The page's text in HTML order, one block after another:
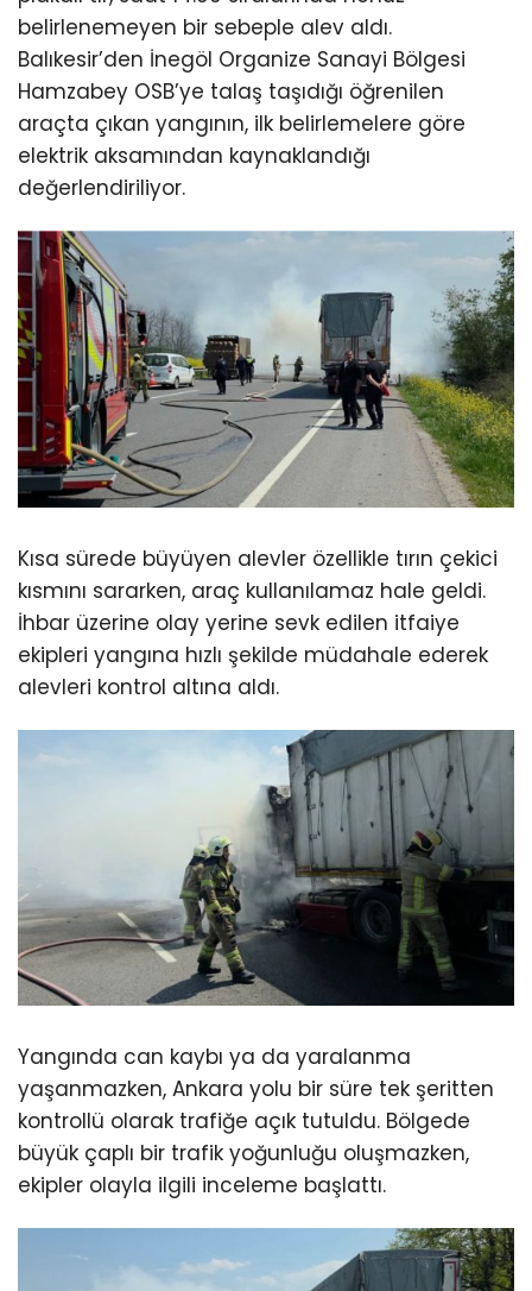
belirlenemeyen bir sebeple alev aldı.
Balıkesir’den İnegöl Organize Sanayi Bölgesi
Hamzabey OSB’ye talaş taşıdığı öğrenilen
araçta çıkan yangının, ilk belirlemelere göre
elektrik aksamından kaynaklandığı
değerlendiriliyor.
Kısa sürede büyüyen alevler özellikle tırın çekici
kısmını sararken, araç kullanılamaz hale geldi.
İhbar üzerine olay yerine sevk edilen itfaiye
ekipleri yangına hızlı şekilde müdahale ederek
alevleri kontrol altına aldı.
Yangında can kaybı ya da yaralanma
yaşanmazken, Ankara yolu bir süre tek şeritten
kontrollü olarak trafiğe açık tutuldu. Bölgede
büyük çaplı bir trafik yoğunluğu oluşmazken,
ekipler olayla ilgili inceleme başlattı.